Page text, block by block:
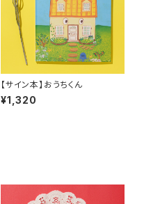
【サイン本】おうちくん
¥1,320